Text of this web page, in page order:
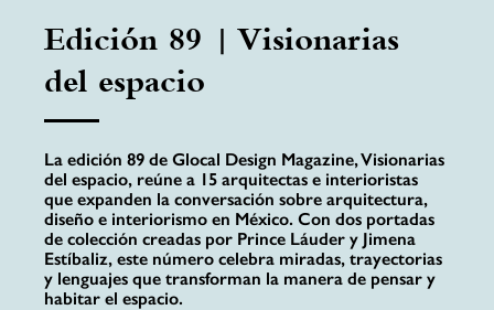
Edición 89 | Visionarias
del espacio
La edición 89 de Glocal Design Magazine, Visionarias
del espacio, reúne a 15 arquitectas e interioristas
que expanden la conversación sobre arquitectura,
diseño e interiorismo en México. Con dos portadas
de colección creadas por Prince Láuder y Jimena
Estíbaliz, este número celebra miradas, trayectorias
y lenguajes que transforman la manera de pensar y
habitar el espacio.